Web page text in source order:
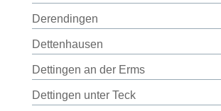
Derendingen
Dettenhausen
Dettingen an der Erms
Dettingen unter Teck